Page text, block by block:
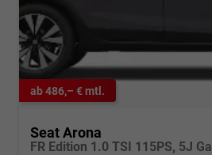
ab 486,– € mtl.
Seat Arona